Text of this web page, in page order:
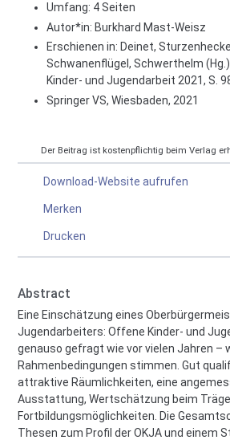
Umfang: 4 Seiten
Autor*in: Burkhard Mast-Weisz
Erschienen in: Deinet,
Schwanenflügel, Schwerthelm
Kinder- und Jugendarbeit 2021, S.
Springer VS, Wiesbaden, 2021
Der Beitrag ist kostenpflichtig beim Verlag
Download-Website aufrufen
Merken
Drucken
Abstract
Eine Einschätzung eines
Jugendarbeiters: Offene Kinder- und
genauso gefragt wie vor vielen Jahren –
Rahmenbedingungen stimmen. Gut
attraktive Räumlichkeiten, eine
Ausstattung, Wertschätzung beim
Fortbildungsmöglichkeiten. Die
Thesen zum Profil der OKJA und einem